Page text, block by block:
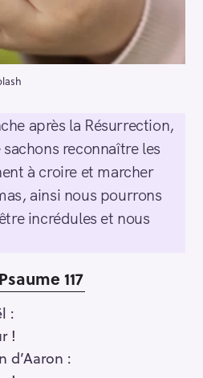
après la Résurrection,
reconnaître les
à croire et marcher
ainsi nous pourrons
incrédules et nous
117
:
!
d’Aaron :